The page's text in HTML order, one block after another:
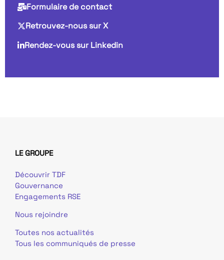
Formulaire de contact
Retrouvez-nous sur X
Rendez-vous sur Linkedin
LE GROUPE
Découvrir TDF
Gouvernance
Engagements RSE
Nous rejoindre
Toutes nos actualités
Tous les communiqués de presse